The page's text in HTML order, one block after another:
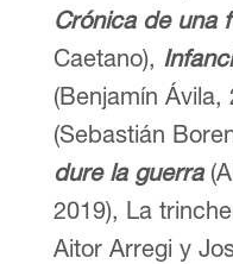
Crónica de una
Caetano),
(Benjamín Ávila,
(Sebastián
dure la guerra
2019), La
Aitor Arregi y